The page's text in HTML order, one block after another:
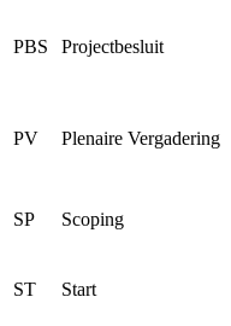
PBS Projectbesluit
PV Plenaire Vergadering
SP Scoping
ST Start